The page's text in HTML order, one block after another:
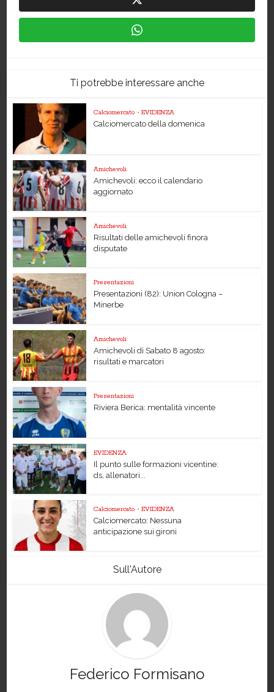
Ti potrebbe interessare anche
Calciomercato • EVIDENZA
Calciomercato della domenica
Amichevoli
Amichevoli: ecco il calendario
aggiornato
Amichevoli
Risultati delle amichevoli finora
disputate
Presentazioni
Presentazioni (82): Union Cologna –
Minerbe
Amichevoli
Amichevoli di Sabato 8 agosto:
risultati e marcatori
Presentazioni
Riviera Berica: mentalità vincente
EVIDENZA
Il punto sulle formazioni vicentine:
ds, allenatori...
Calciomercato • EVIDENZA
Calciomercato: Nessuna
anticipazione sui gironi
Sull'Autore
Federico Formisano